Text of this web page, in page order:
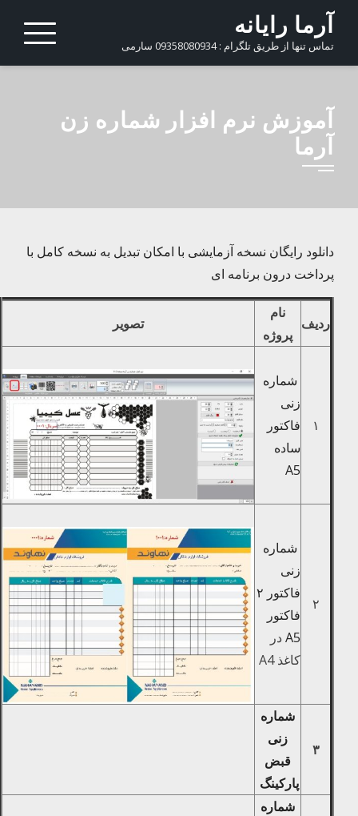
آرما رایانه
تماس تنها از طریق تلگرام : 09358080934 سارمی
آموزش نرم افزار شماره زن
آرما
دانلود رایگان نسخه آزمایشی با امکان تبدیل به نسخه کامل با
پرداخت درون برنامه ای
ردیف
نام
پروژه
تصویر
۱
شماره
زنی
فاکتور
ساده
A5
۲
شماره
زنی
فاکتور ۲
فاکتور
A5در
کاغذ A4
۳
شماره
زنی
قبض
پارکینگ
شماره